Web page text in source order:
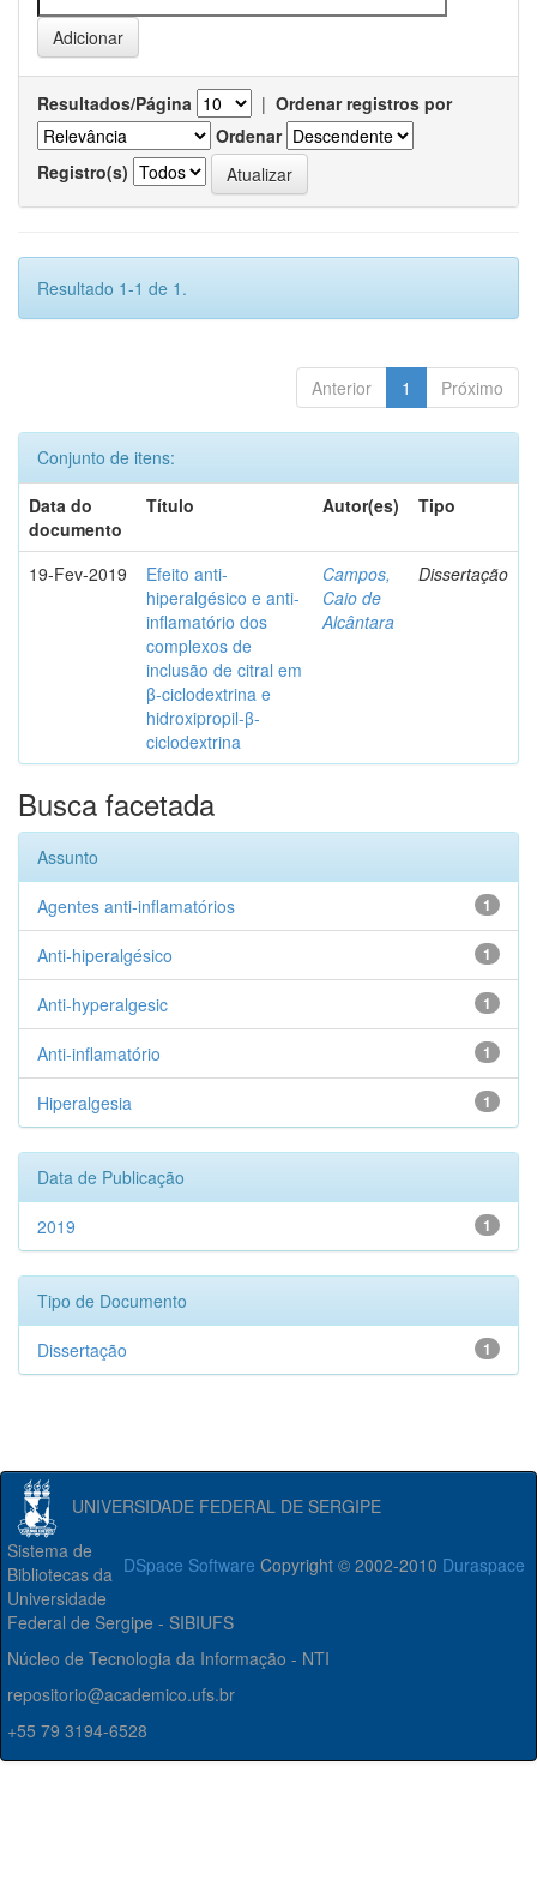
Resultados/Página | Ordenar registros por
Ordenar
Registro(s)
Resultado 1-1 de 1.
Anterior 1 Próximo
Conjunto de itens:
Data do
documento
Título Autor(es) Tipo
19-Fev-2019
Efeito anti-
hiperalgésico e anti-
inflamatório dos
complexos de
inclusão de citral em
β-ciclodextrina e
hidroxipropil-β-
ciclodextrina
Campos,
Caio de
Alcântara
Dissertação
Busca facetada
Assunto
1
Agentes anti-inflamatórios
1
Anti-hiperalgésico
1
Anti-hyperalgesic
1
Anti-inflamatório
1
Hiperalgesia
Data de Publicação
1
2019
Tipo de Documento
1
Dissertação
UNIVERSIDADE FEDERAL DE SERGIPE
DSpace Software Copyright © 2002-2010 Duraspace
Sistema de
Bibliotecas da
Universidade
Federal de Sergipe - SIBIUFS
Núcleo de Tecnologia da Informação - NTI
repositorio@academico.ufs.br
+55 79 3194-6528